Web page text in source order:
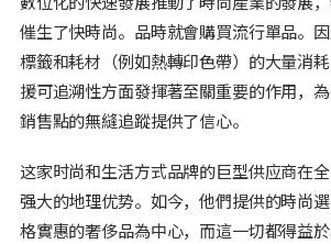
催生了快時尚。品時就會購買流行單品。
標籤和耗材（例如熱轉印色帶）的大量消
援可追溯性方面發揮著至關重要的作用，
銷售點的無縫追蹤提供了信心。
这家时尚和生活方式品牌的巨型供应商在
强大的地理优势。如今，他們提供的時尚
格實惠的奢侈品為中心，而這一切都得益